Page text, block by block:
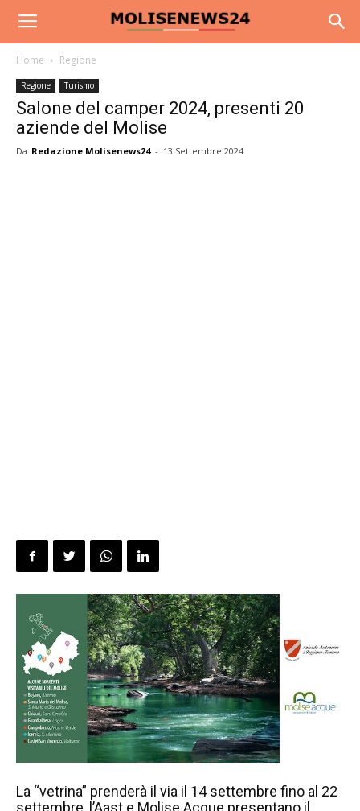
Home Regione
Regione Turismo
Salone del camper 2024, presenti 20
aziende del Molise
Da Redazione Molisenews24 - 13 Settembre 2024
La “vetrina” prenderà il via il 14 settembre fino al 22
settembre, l’Aast e Molise Acque presentano il